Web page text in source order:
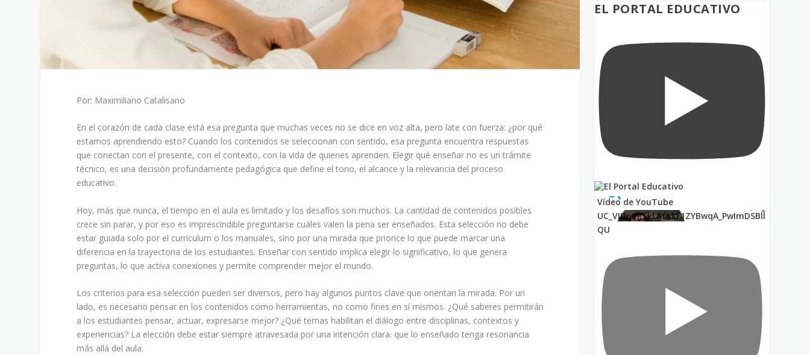
Por: Maximiliano Catalisano
En el corazón de cada clase está esa pregunta que muchas veces no se dice en voz alta, pero late con fuerza: ¿por qué
estamos aprendiendo esto? Cuando los contenidos se seleccionan con sentido, esa pregunta encuentra respuestas
que conectan con el presente, con el contexto, con la vida de quienes aprenden. Elegir qué enseñar no es un trámite
técnico, es una decisión profundamente pedagógica que define el tono, el alcance y la relevancia del proceso
educativo.
Hoy, más que nunca, el tiempo en el aula es limitado y los desafíos son muchos. La cantidad de contenidos posibles
crece sin parar, y por eso es imprescindible preguntarse cuáles valen la pena ser enseñados. Esta selección no debe
estar guiada solo por el currículum o los manuales, sino por una mirada que priorice lo que puede marcar una
diferencia en la trayectoria de los estudiantes. Enseñar con sentido implica elegir lo significativo, lo que genera
preguntas, lo que activa conexiones y permite comprender mejor el mundo.
Los criterios para esa selección pueden ser diversos, pero hay algunos puntos clave que orientan la mirada. Por un
lado, es necesario pensar en los contenidos como herramientas, no como fines en sí mismos. ¿Qué saberes permitirán
a los estudiantes pensar, actuar, expresarse mejor? ¿Qué temas habilitan el diálogo entre disciplinas, contextos y
experiencias? La elección debe estar siempre atravesada por una intención clara: que lo enseñado tenga resonancia
más allá del aula.
EL PORTAL EDUCATIVO
Vídeo de YouTube
UC_VIUnVRSkLAfKkF1ZYBwqA_PwImDSBll
QU